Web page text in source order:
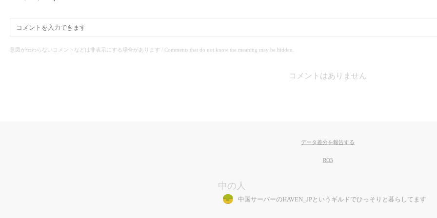
意図が伝わらないコメントなどは非表示にする場合があります / Comments that do not know the meaning may be hidden.
コメントはありません
データ差分を報告する
RO3
中の人
中国サーバーのHAVEN_JPというギルドでひっそりと暮らしてます